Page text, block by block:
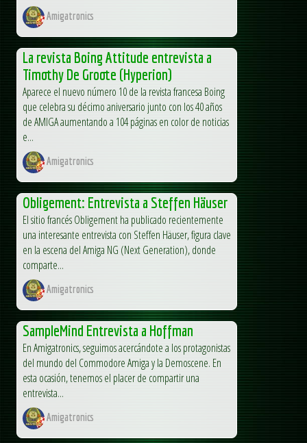
Amigatronics
La revista Boing Attitude entrevista a
Timothy De Groote (Hyperion)
Aparece el nuevo número 10 de la revista francesa Boing
que celebra su décimo aniversario junto con los 40 años
de AMIGA aumentando a 104 páginas en color de noticias
e...
Amigatronics
Obligement: Entrevista a Steffen Häuser
El sitio francés Obligement ha publicado recientemente
una interesante entrevista con Steffen Häuser, figura clave
en la escena del Amiga NG (Next Generation), donde
comparte...
Amigatronics
SampleMind Entrevista a Hoffman
En Amigatronics, seguimos acercándote a los protagonistas
del mundo del Commodore Amiga y la Demoscene. En
esta ocasión, tenemos el placer de compartir una
entrevista...
Amigatronics